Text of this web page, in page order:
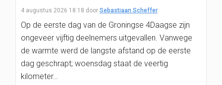
4 augustus 2026 18:18 door Sebastiaan Scheffer
Op de eerste dag van de Groningse 4Daagse zijn
ongeveer vijftig deelnemers uitgevallen. Vanwege
de warmte werd de langste afstand op de eerste
dag geschrapt; woensdag staat de veertig
kilometer…